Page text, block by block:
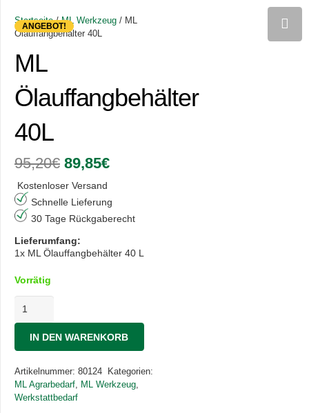
ANGEBOT!
Startseite/ML Werkzeug / ML
Ölauffangbehälter 40L
ML
Ölauffangbehälter
40L
95,20€ Ursprünglicher
Preis
war:
95,20€
89,85€Aktueller
89,85€.
Kostenloser Versand
Schnelle Lieferung
30 Tage Rückgaberecht
Lieferumfang:
1x ML Ölauffangbehälter 40 L
Vorrätig
Ölauffangbehälter
40L
MengeIN DEN WARENKORB
Artikelnummer: 80124
Kategorien:
ML Agrarbedarf, ML Werkzeug,
Werkstattbedarf